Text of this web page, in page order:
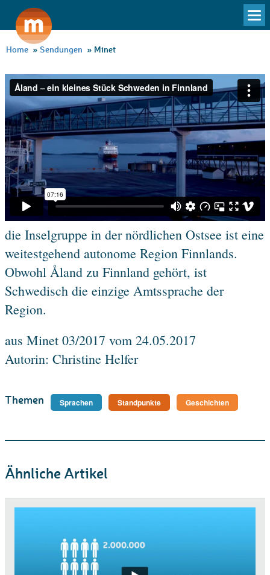
Home » Sendungen » Minet
die Inselgruppe in der nördlichen Ostsee ist eine
weitestgehend autonome Region Finnlands.
Obwohl Åland zu Finnland gehört, ist
Schwedisch die einzige Amtssprache der
Region.
aus Minet 03/2017 vom 24.05.2017
Autorin: Christine Helfer
Themen Sprachen Standpunkte Geschichten
Ähnliche Artikel